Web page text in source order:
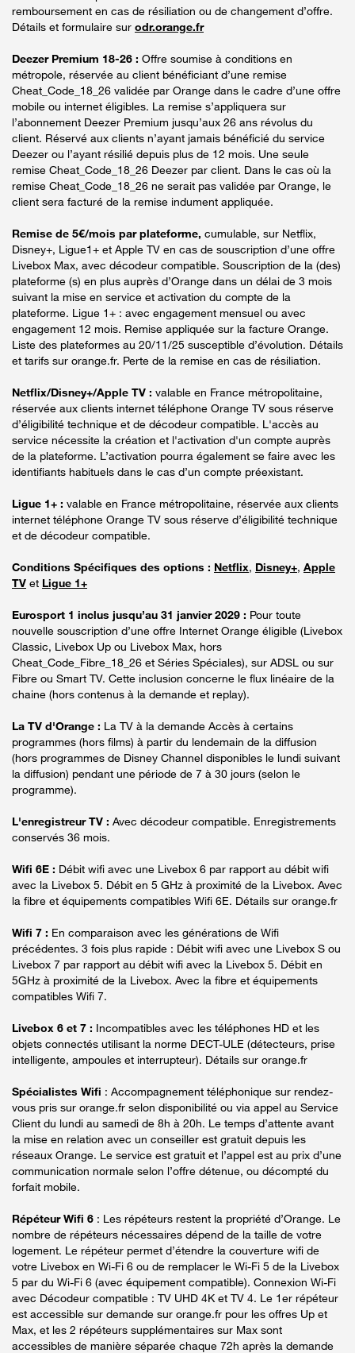
remboursement en cas de résiliation ou de changement d’offre.
Détails et formulaire sur odr.orange.fr
Deezer Premium 18-26 : Offre soumise à conditions en
métropole, réservée au client bénéficiant d’une remise
Cheat_Code_18_26 validée par Orange dans le cadre d’une offre
mobile ou internet éligibles. La remise s’appliquera sur
l’abonnement Deezer Premium jusqu’aux 26 ans révolus du
client. Réservé aux clients n’ayant jamais bénéficié du service
Deezer ou l’ayant résilié depuis plus de 12 mois. Une seule
remise Cheat_Code_18_26 Deezer par client. Dans le cas où la
remise Cheat_Code_18_26 ne serait pas validée par Orange, le
client sera facturé de la remise indument appliquée.
Remise de 5€/mois par plateforme, cumulable, sur Netflix,
Disney+, Ligue1+ et Apple TV en cas de souscription d’une offre
Livebox Max, avec décodeur compatible. Souscription de la (des)
plateforme (s) en plus auprès d’Orange dans un délai de 3 mois
suivant la mise en service et activation du compte de la
plateforme. Ligue 1+ : avec engagement mensuel ou avec
engagement 12 mois. Remise appliquée sur la facture Orange.
Liste des plateformes au 20/11/25 susceptible d’évolution. Détails
et tarifs sur orange.fr. Perte de la remise en cas de résiliation.
Netflix/Disney+/Apple TV : valable en France métropolitaine,
réservée aux clients internet téléphone Orange TV sous réserve
d’éligibilité technique et de décodeur compatible. L'accès au
service nécessite la création et l'activation d'un compte auprès
de la plateforme. L’activation pourra également se faire avec les
identifiants habituels dans le cas d’un compte préexistant.
Ligue 1+ : valable en France métropolitaine, réservée aux clients
internet téléphone Orange TV sous réserve d’éligibilité technique
et de décodeur compatible.
Conditions Spécifiques des options : Netflix, Disney+, Apple
TV et Ligue 1+
Eurosport 1 inclus jusqu’au 31 janvier 2029 : Pour toute
nouvelle souscription d’une offre Internet Orange éligible (Livebox
Classic, Livebox Up ou Livebox Max, hors
Cheat_Code_Fibre_18_26 et Séries Spéciales), sur ADSL ou sur
Fibre ou Smart TV. Cette inclusion concerne le flux linéaire de la
chaine (hors contenus à la demande et replay).
La TV d'Orange : La TV à la demande Accès à certains
programmes (hors films) à partir du lendemain de la diffusion
(hors programmes de Disney Channel disponibles le lundi suivant
la diffusion) pendant une période de 7 à 30 jours (selon le
programme).
L'enregistreur TV : Avec décodeur compatible. Enregistrements
conservés 36 mois.
Wifi 6E : Débit wifi avec une Livebox 6 par rapport au débit wifi
avec la Livebox 5. Débit en 5 GHz à proximité de la Livebox. Avec
la fibre et équipements compatibles Wifi 6E. Détails sur orange.fr
Wifi 7 : En comparaison avec les générations de Wifi
précédentes. 3 fois plus rapide : Débit wifi avec une Livebox S ou
Livebox 7 par rapport au débit wifi avec la Livebox 5. Débit en
5GHz à proximité de la Livebox. Avec la fibre et équipements
compatibles Wifi 7.
Livebox 6 et 7 : Incompatibles avec les téléphones HD et les
objets connectés utilisant la norme DECT-ULE (détecteurs, prise
intelligente, ampoules et interrupteur). Détails sur orange.fr
Spécialistes Wifi : Accompagnement téléphonique sur rendez-
vous pris sur orange.fr selon disponibilité ou via appel au Service
Client du lundi au samedi de 8h à 20h. Le temps d’attente avant
la mise en relation avec un conseiller est gratuit depuis les
réseaux Orange. Le service est gratuit et l’appel est au prix d’une
communication normale selon l’offre détenue, ou décompté du
forfait mobile.
Répéteur Wifi 6 : Les répéteurs restent la propriété d’Orange. Le
nombre de répéteurs nécessaires dépend de la taille de votre
logement. Le répéteur permet d’étendre la couverture wifi de
votre Livebox en Wi-Fi 6 ou de remplacer le Wi-Fi 5 de la Livebox
5 par du Wi-Fi 6 (avec équipement compatible). Connexion Wi-Fi
avec Décodeur compatible : TV UHD 4K et TV 4. Le 1er répéteur
est accessible sur demande sur orange.fr pour les offres Up et
Max, et les 2 répéteurs supplémentaires sur Max sont
accessibles de manière séparée chaque 72h après la demande